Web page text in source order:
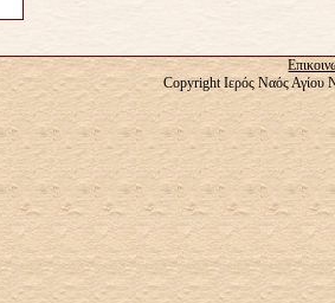
Copyright Ιερός Ναός Αγίου